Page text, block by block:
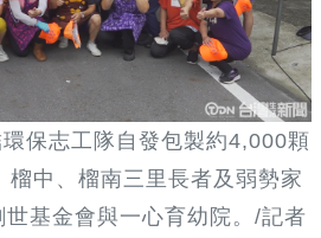
保志工隊自發包製約4,000顆
榴中、榴南三里長者及弱勢家
基金會與一心育幼院。/記者